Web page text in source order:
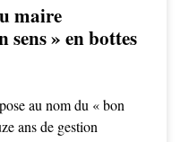
maire
sens » en bottes
au nom du « bon
ans de gestion